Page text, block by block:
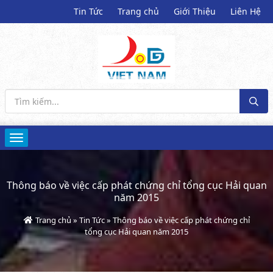
Tin Tức Trang chủ Giới Thiệu Liên Hệ
Thông báo về việc cấp phát chứng chỉ tổng cục Hải quan
năm 2015
Trang chủ » Tin Tức» Thông báo về việc cấp phát chứng chỉ
tổng cục Hải quan năm 2015